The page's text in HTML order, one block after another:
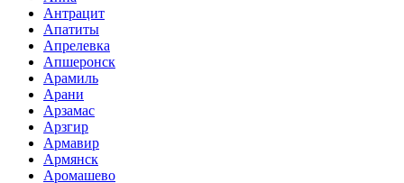
Антрацит
Апатиты
Апрелевка
Апшеронск
Арамиль
Арани
Арзамас
Арзгир
Армавир
Армянск
Аромашево